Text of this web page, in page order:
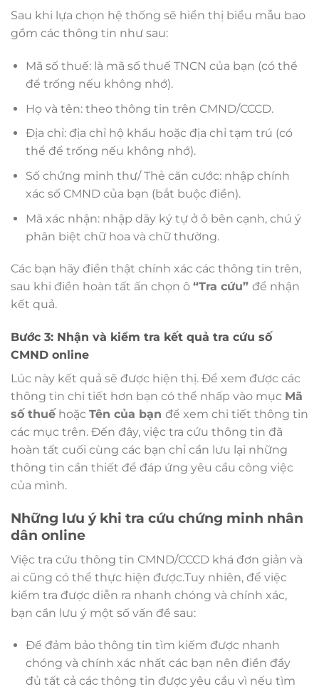
Sau khi lựa chọn hệ thống sẽ hiển thị biểu mẫu bao
gồm các thông tin như sau:
Mã số thuế: là mã số thuế TNCN của bạn (có thể
để trống nếu không nhớ).
Họ và tên: theo thông tin trên CMND/CCCD.
Địa chỉ: địa chỉ hộ khẩu hoặc địa chỉ tạm trú (có
thể để trống nếu không nhớ).
Số chứng minh thư/ Thẻ căn cước: nhập chính
xác số CMND của bạn (bắt buộc điền).
Mã xác nhận: nhập dãy ký tự ở ô bên cạnh, chú ý
phân biệt chữ hoa và chữ thường.
Các bạn hãy điền thật chính xác các thông tin trên,
sau khi điền hoàn tất ấn chọn ô “Tra cứu” để nhận
kết quả.
Bước 3: Nhận và kiểm tra kết quả tra cứu số
CMND online
Lúc này kết quả sẽ được hiện thị. Để xem được các
thông tin chi tiết hơn bạn có thể nhấp vào mục Mã
số thuế hoặc Tên của bạn để xem chi tiết thông tin
các mục trên. Đến đây, việc tra cứu thông tin đã
hoàn tất cuối cùng các bạn chỉ cần lưu lại những
thông tin cần thiết để đáp ứng yêu cầu công việc
của mình.
Những lưu ý khi tra cứu chứng minh nhân
dân online
Việc tra cứu thông tin CMND/CCCD khá đơn giản và
ai cũng có thể thực hiện được.Tuy nhiên, để việc
kiểm tra được diễn ra nhanh chóng và chính xác,
bạn cần lưu ý một số vấn đề sau:
Để đảm bảo thông tin tìm kiếm được nhanh
chóng và chính xác nhất các bạn nên điền đầy
đủ tất cả các thông tin được yêu cầu vì nếu tìm